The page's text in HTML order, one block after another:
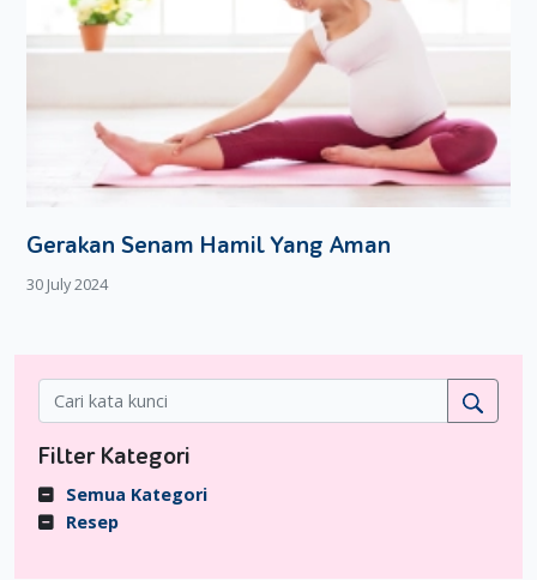
Gerakan Senam Hamil Yang Aman
30 July 2024
Filter Kategori
Semua Kategori
Resep